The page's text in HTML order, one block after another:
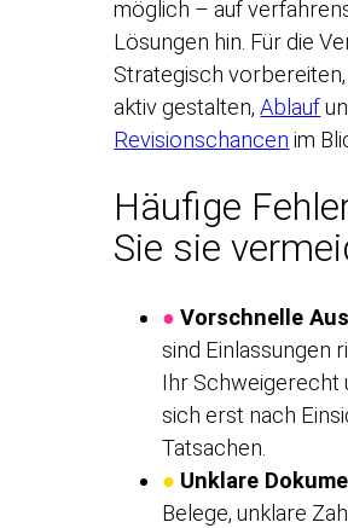
möglich – auf
Lösungen hin. Für die
Strategisch
aktiv gestalten,Ablauf
Revisionschancen im
Häufige
Sie sie
● Vorschnelle
sind Einlassungen
Ihr Schweigerecht
sich erst nach
Tatsachen.
● Unklare
Belege, unklare